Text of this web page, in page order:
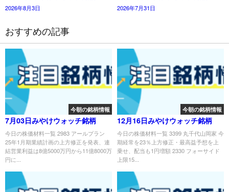
2026年8月3日 2026年7月31日
おすすめの記事
今朝の銘柄情報
7月03日みやけウォッチ銘柄
今日の株価材料一覧 2983 アールプラン
25年1月期業績計画の上方修正を発表、連
結営業利益は8億5000万円から11億8000万
円に...
今朝の銘柄情報
12月16日みやけウォッチ銘柄
今日の株価材料一覧 3399 丸千代山岡家 今
期経常を23％上方修正・最高益予想を上
乗せ、配当も1円増額 2330 フォーサイド
上限15...